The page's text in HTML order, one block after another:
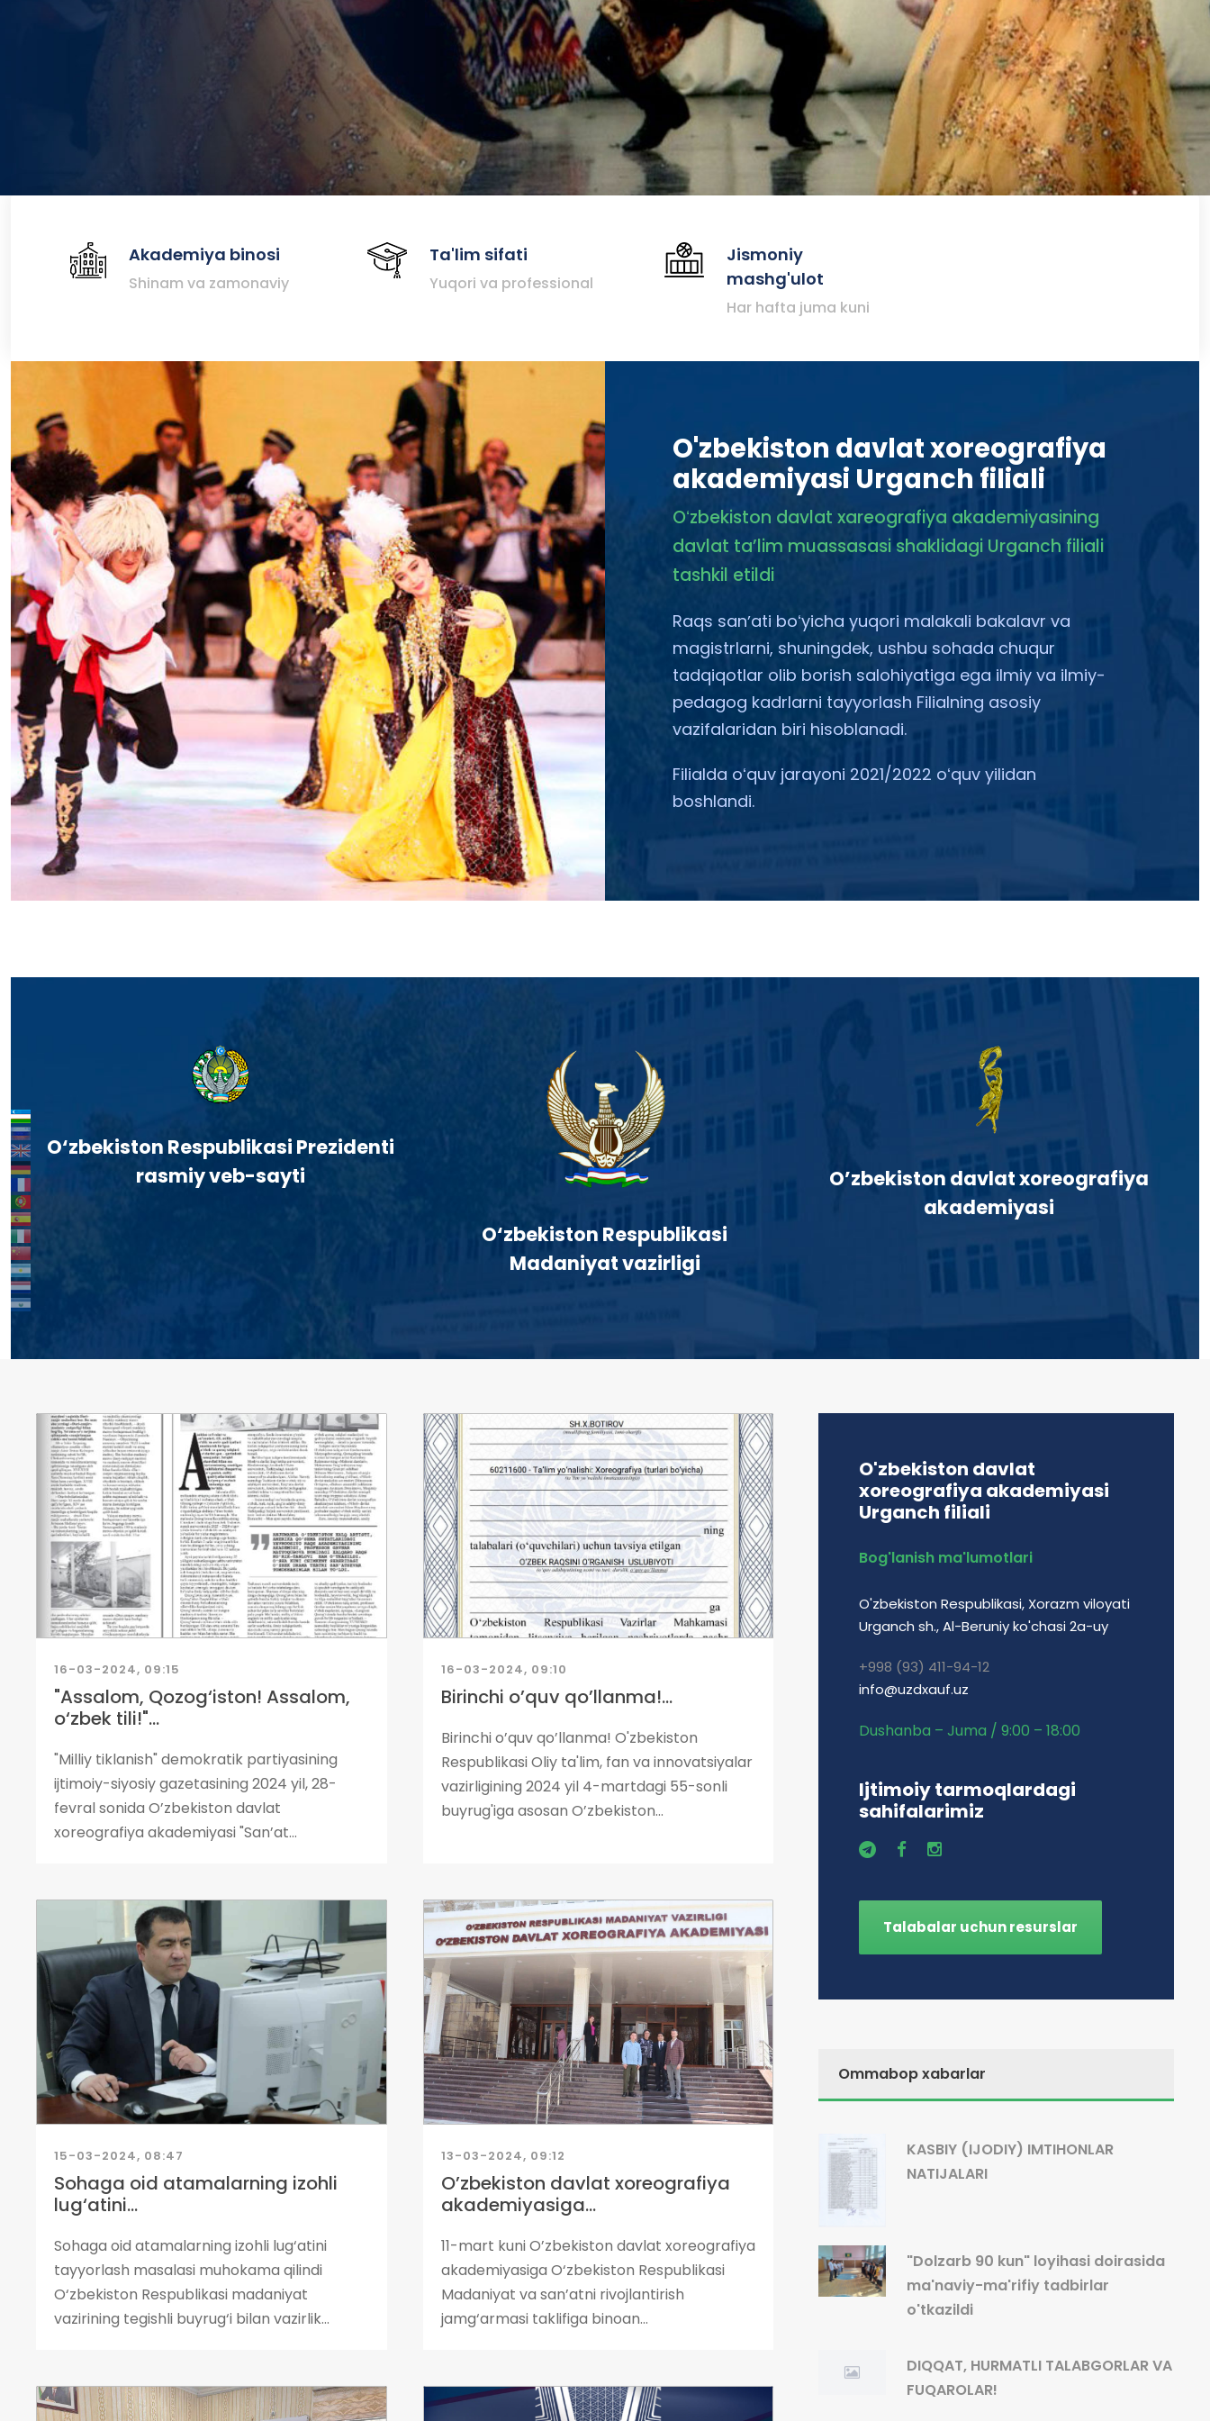
Akademiya binosi
Shinam va zamonaviy
Ta'lim sifati
Yuqori va professional
Jismoniy
mashg'ulot
Har hafta juma kuni
O'zbekiston davlat xoreografiya
akademiyasi Urganch filiali
Oʻzbekiston davlat xareografiya akademiyasining
davlat taʼlim muassasasi shaklidagi Urganch filiali
tashkil etildi
Raqs sanʼati boʻyicha yuqori malakali bakalavr va
magistrlarni, shuningdek, ushbu sohada chuqur
tadqiqotlar olib borish salohiyatiga ega ilmiy va ilmiy-
pedagog kadrlarni tayyorlash Filialning asosiy
vazifalaridan biri hisoblanadi.
Filialda oʻquv jarayoni 2021/2022 oʻquv yilidan
boshlandi.
O‘zbekiston Respublikasi Prezidenti
rasmiy veb-sayti
O‘zbekiston Respublikasi
Madaniyat vazirligi
O’zbekiston davlat xoreografiya
akademiyasi
16-03-2024, 09:15
"Assalom, Qozog‘iston! Assalom,
o‘zbek tili!"...
"Milliy tiklanish" demokratik partiyasining
ijtimoiy-siyosiy gazetasining 2024 yil, 28-
fevral sonida O’zbekiston davlat
xoreografiya akademiyasi "San’at...
16-03-2024, 09:10
Birinchi o’quv qo’llanma!...
Birinchi o’quv qo’llanma! O'zbekiston
Respublikasi Oliy ta'lim, fan va innovatsiyalar
vazirligining 2024 yil 4-martdagi 55-sonli
buyrug'iga asosan O’zbekiston...
15-03-2024, 08:47
Sohaga oid atamalarning izohli
lug‘atini...
Sohaga oid atamalarning izohli lug‘atini
tayyorlash masalasi muhokama qilindi
O‘zbekiston Respublikasi madaniyat
vazirining tegishli buyrug‘i bilan vazirlik...
13-03-2024, 09:12
O’zbekiston davlat xoreografiya
akademiyasiga...
11-mart kuni O’zbekiston davlat xoreografiya
akademiyasiga O‘zbekiston Respublikasi
Madaniyat va san’atni rivojlantirish
jamg‘armasi taklifiga binoan...
O'zbekiston davlat
xoreografiya akademiyasi
Urganch filiali
Bog'lanish ma'lumotlari
O'zbekiston Respublikasi, Xorazm viloyati
Urganch sh., Al-Beruniy ko'chasi 2a-uy
+998 (93) 411-94-12
info@uzdxauf.uz
Dushanba – Juma / 9:00 – 18:00
Ijtimoiy tarmoqlardagi
sahifalarimiz
Talabalar uchun resurslar
Ommabop xabarlar
KASBIY (IJODIY) IMTIHONLAR
NATIJALARI
"Dolzarb 90 kun" loyihasi doirasida
ma'naviy-ma'rifiy tadbirlar
o'tkazildi
DIQQAT, HURMATLI TALABGORLAR VA
FUQAROLAR!